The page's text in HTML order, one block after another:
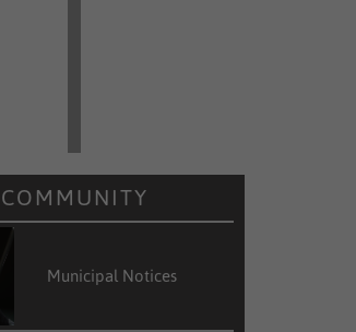
COMMUNITY
Municipal Notices